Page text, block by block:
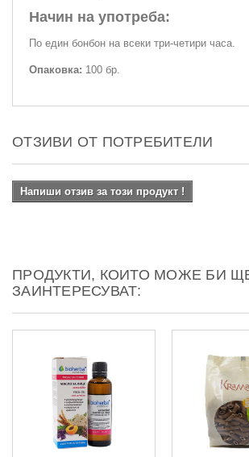
Начин на употреба:
По един бонбон на всеки три-четири часа.
Опаковка: 100 бр.
ОТЗИВИ ОТ ПОТРЕБИТЕЛИ
Напиши отзив за този продукт !
ПРОДУКТИ, КОИТО МОЖЕ БИ
ЗАИНТЕРЕСУВАТ: